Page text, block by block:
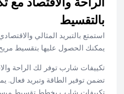
بالتقسيط
استمتع بالتبريد المثالي
يمكنك الحصول عليها بتقسيط
تكييفات شارب توفر لك الراحة
تضمن توفير الطاقة وتبريد فعال.